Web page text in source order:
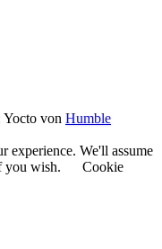
Yocto von Humble
experience. We'll assume
you wish.
Cookie